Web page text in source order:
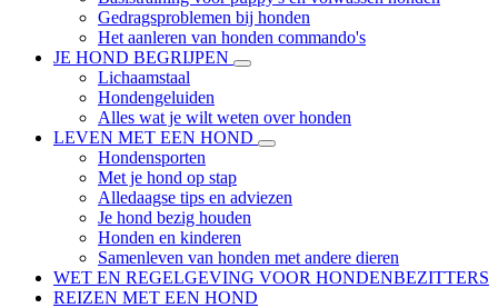
Gedragsproblemen bij honden
Het aanleren van honden commando's
JE HOND BEGRIJPEN
Lichaamstaal
Hondengeluiden
Alles wat je wilt weten over honden
LEVEN MET EEN HOND
Hondensporten
Met je hond op stap
Alledaagse tips en adviezen
Je hond bezig houden
Honden en kinderen
Samenleven van honden met andere dieren
WET EN REGELGEVING VOOR HONDENBEZITTERS
REIZEN MET EEN HOND